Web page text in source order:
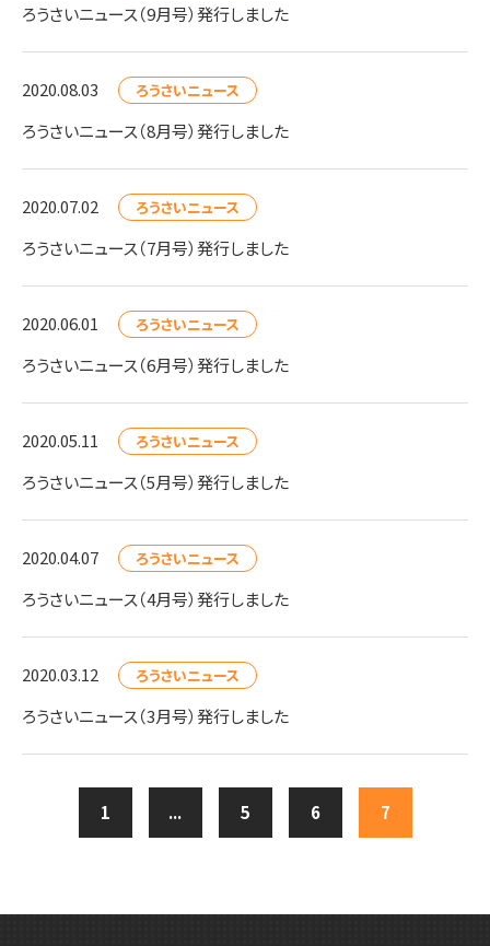
ろうさいニュース（9月号）発行しました
2020.08.03 ろうさいニュース
ろうさいニュース（8月号）発行しました
2020.07.02 ろうさいニュース
ろうさいニュース（7月号）発行しました
2020.06.01 ろうさいニュース
ろうさいニュース（6月号）発行しました
2020.05.11 ろうさいニュース
ろうさいニュース（5月号）発行しました
2020.04.07 ろうさいニュース
ろうさいニュース（4月号）発行しました
2020.03.12 ろうさいニュース
ろうさいニュース（3月号）発行しました
1 ... 5 6 7